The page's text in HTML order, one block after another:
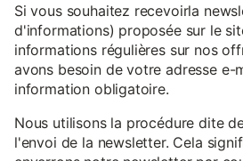
Si vous souhaitez recevoirla
d'informations) proposée sur le
informations régulières sur nos
avons besoin de votre adresse e-
information obligatoire.
Nous utilisons la procédure dite
l'envoi de la newsletter. Cela